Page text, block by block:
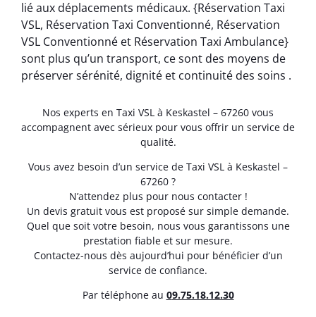
lié aux déplacements médicaux. {Réservation Taxi
VSL, Réservation Taxi Conventionné, Réservation
VSL Conventionné et Réservation Taxi Ambulance}
sont plus qu’un transport, ce sont des moyens de
préserver sérénité, dignité et continuité des soins .
Nos experts en Taxi VSL à Keskastel – 67260 vous
accompagnent avec sérieux pour vous offrir un service de
qualité.
Vous avez besoin d’un service de Taxi VSL à Keskastel –
67260 ?
N’attendez plus pour nous contacter !
Un devis gratuit vous est proposé sur simple demande.
Quel que soit votre besoin, nous vous garantissons une
prestation fiable et sur mesure.
Contactez-nous dès aujourd’hui pour bénéficier d’un
service de confiance.
Par téléphone au 09.75.18.12.30